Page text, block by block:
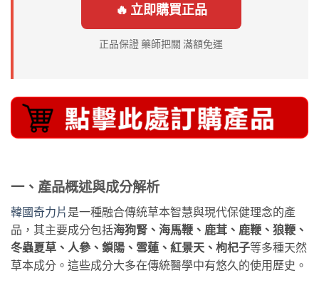
🔥 立即購買正品
正品保證 藥師把關 滿額免運
一、產品概述與成分解析
韓國奇力片 是一種融合傳統草本智慧與現代保健理念的產
品，其主要成分包括海狗腎、海馬鞭、鹿茸、鹿鞭、狼鞭、
冬蟲夏草、人參、鎖陽、雪蓮、紅景天、枸杞子等多種天然
草本成分。這些成分大多在傳統醫學中有悠久的使用歷史。